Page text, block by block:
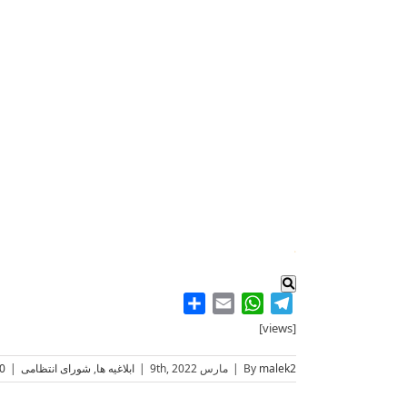
.
Telegram
WhatsApp
Email
[views]
By malek2
| مارس 9th, 2022 | ابلاغیه ها, شورای انتظامی |
0 Comments